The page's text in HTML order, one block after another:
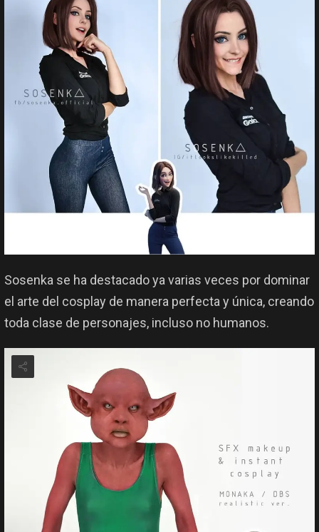
Sosenka se ha destacado ya varias veces por dominar
el arte del cosplay de manera perfecta y única, creando
toda clase de personajes, incluso no humanos.